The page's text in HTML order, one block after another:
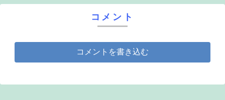
コメント
コメントを書き込む